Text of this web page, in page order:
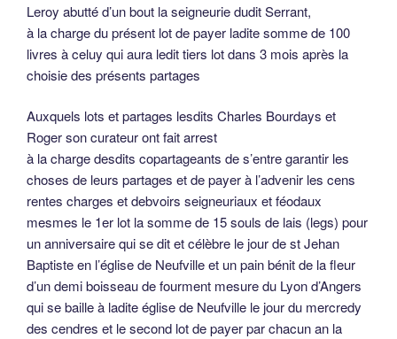
Leroy abutté d’un bout la seigneurie dudit Serrant,
à la charge du présent lot de payer ladite somme de 100
livres à celuy qui aura ledit tiers lot dans 3 mois après la
choisie des présents partages
Auxquels lots et partages lesdits Charles Bourdays et
Roger son curateur ont fait arrest
à la charge desdits copartageants de s’entre garantir les
choses de leurs partages et de payer à l’advenir les cens
rentes charges et debvoirs seigneuriaux et féodaux
mesmes le 1er lot la somme de 15 souls de lais (legs) pour
un anniversaire qui se dit et célèbre le jour de st Jehan
Baptiste en l’église de Neufville et un pain bénit de la fleur
d’un demi boisseau de fourment mesure du Lyon d’Angers
qui se baille à ladite église de Neufville le jour du mercredy
des cendres et le second lot de payer par chacun an la